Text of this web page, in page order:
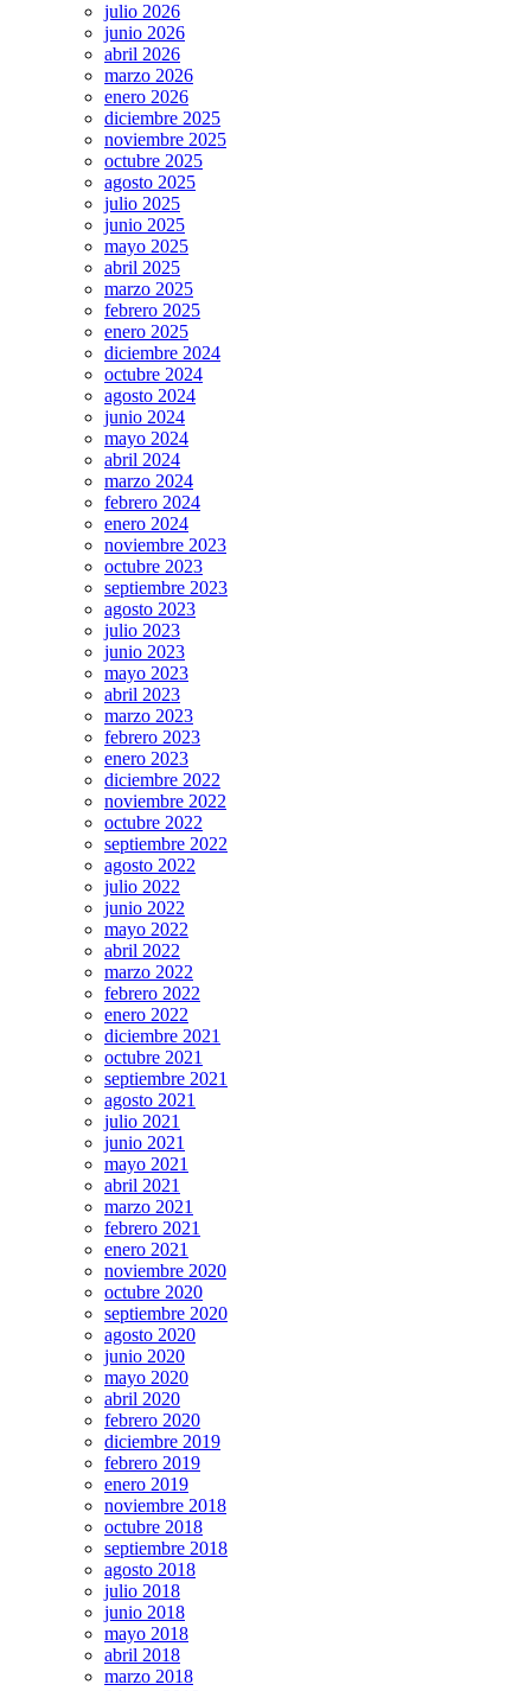
julio 2026
junio 2026
abril 2026
marzo 2026
enero 2026
diciembre 2025
noviembre 2025
octubre 2025
agosto 2025
julio 2025
junio 2025
mayo 2025
abril 2025
marzo 2025
febrero 2025
enero 2025
diciembre 2024
octubre 2024
agosto 2024
junio 2024
mayo 2024
abril 2024
marzo 2024
febrero 2024
enero 2024
noviembre 2023
octubre 2023
septiembre 2023
agosto 2023
julio 2023
junio 2023
mayo 2023
abril 2023
marzo 2023
febrero 2023
enero 2023
diciembre 2022
noviembre 2022
octubre 2022
septiembre 2022
agosto 2022
julio 2022
junio 2022
mayo 2022
abril 2022
marzo 2022
febrero 2022
enero 2022
diciembre 2021
octubre 2021
septiembre 2021
agosto 2021
julio 2021
junio 2021
mayo 2021
abril 2021
marzo 2021
febrero 2021
enero 2021
noviembre 2020
octubre 2020
septiembre 2020
agosto 2020
junio 2020
mayo 2020
abril 2020
febrero 2020
diciembre 2019
febrero 2019
enero 2019
noviembre 2018
octubre 2018
septiembre 2018
agosto 2018
julio 2018
junio 2018
mayo 2018
abril 2018
marzo 2018